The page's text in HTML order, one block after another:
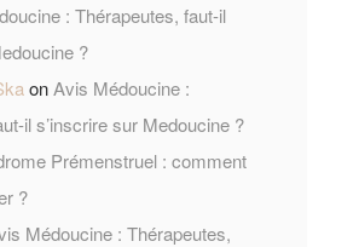
: Thérapeutes, faut-il
?
onAvis Médoucine :
il s’inscrire sur Medoucine ?
Prémenstruel : comment
?
Médoucine : Thérapeutes,